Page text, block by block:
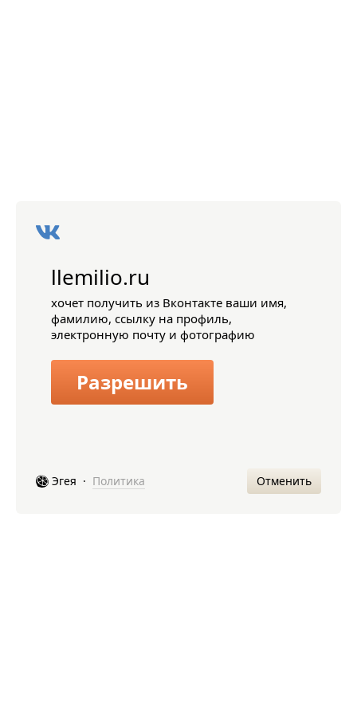
llemilio.ru
хочет получить из Вконтакте ваши имя,
фамилию, ссылку на профиль,
электронную почту и фотографию
Разрешить
Эгея · Политика Отменить